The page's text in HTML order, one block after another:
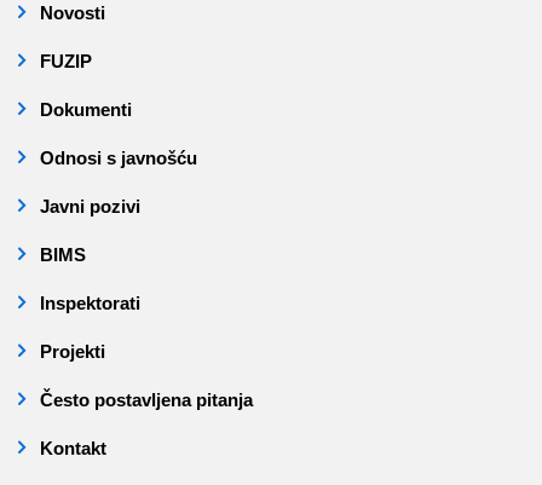
Novosti
FUZIP
Dokumenti
Odnosi s javnošću
Javni pozivi
BIMS
Inspektorati
Projekti
Često postavljena pitanja
Kontakt